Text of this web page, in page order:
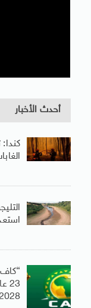
أحدث الأخبار